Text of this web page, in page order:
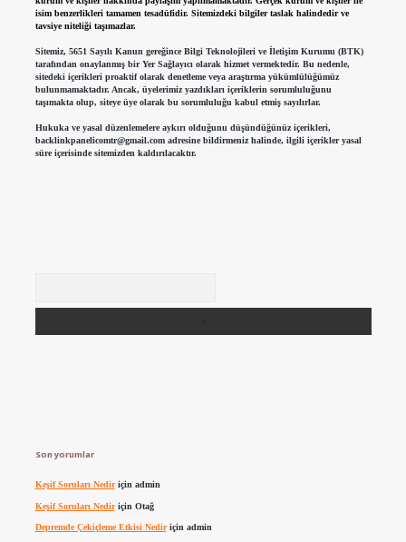
isim benzerlikleri tamamen tesadüfidir. Sitemizdeki bilgiler taslak halindedir ve
tavsiye niteliği taşımazlar.
Sitemiz, 5651 Sayılı Kanun gereğince Bilgi Teknolojileri ve İletişim Kurumu (BTK)
tarafından onaylanmış bir Yer Sağlayıcı olarak hizmet vermektedir. Bu nedenle,
sitedeki içerikleri proaktif olarak denetleme veya araştırma yükümlülüğümüz
bulunmamaktadır. Ancak, üyelerimiz yazdıkları içeriklerin sorumluluğunu
taşımakta olup, siteye üye olarak bu sorumluluğu kabul etmiş sayılırlar.
Hukuka ve yasal düzenlemelere aykırı olduğunu düşündüğünüz içerikleri,
backlinkpanelicomtr@gmail.comadresine bildirmeniz halinde, ilgili içerikler yasal
süre içerisinde sitemizden kaldırılacaktır.
Son yorumlar
Keşif Soruları Nediriçin admin
Keşif Soruları Nediriçin Otağ
Depremde Çekiçleme Etkisi Nediriçin admin